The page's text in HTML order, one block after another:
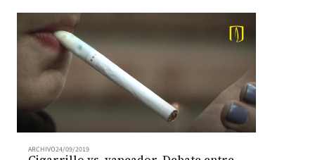
ARCHIVO24/09/2019